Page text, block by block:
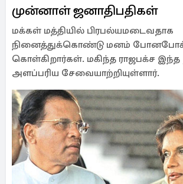
முன்னாள் ஜனாதிபதிகள்
மக்கள் மத்தியில் பிரபல்யமடைவதாக
நினைத்துக்கொண்டு மனம்
கொள்கிறார்கள். மகிந்த ராஜபக்ச இந்த
அளப்பரிய சேவையாற்றியுள்ளார்.